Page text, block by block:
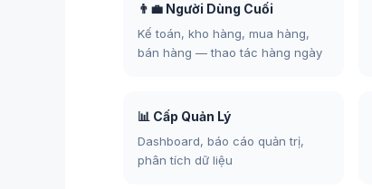
👨‍💼 Người Dùng Cuối
Kế toán, kho hàng, mua hàng,
bán hàng — thao tác hàng ngày
📊 Cấp Quản Lý
Dashboard, báo cáo quản trị,
phân tích dữ liệu